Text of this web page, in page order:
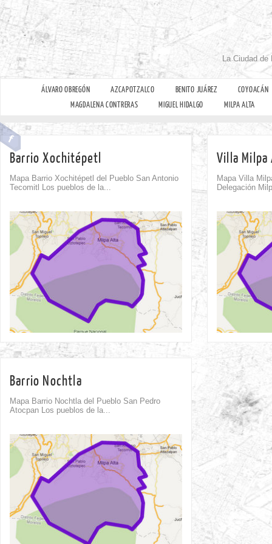
La Ciudad
ÁLVARO OBREGÓN AZCAPOTZALCO BENITO JUÁREZ
COYOACÁN
MAGDALENA CONTRERAS
MIGUEL HIDALGO MILPA ALTA
Barrio Xochitépetl
Mapa Barrio Xochitépetl del Pueblo San Antonio
Tecomitl Los pueblos de la...
Villa
Mapa Villa
Delegación
0
Comment
Barrio Nochtla
Mapa Barrio Nochtla del Pueblo San Pedro
Atocpan Los pueblos de la...